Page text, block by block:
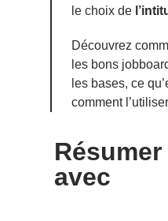
le choix de
Découvrez
les bons
les bases, ce
comment l’utiliser
avec